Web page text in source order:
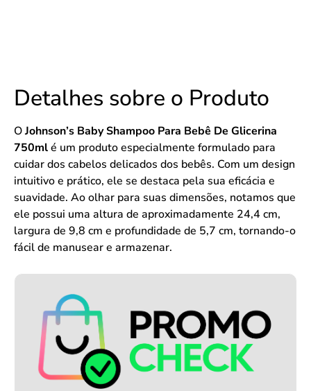
Detalhes sobre o Produto
OJohnson’s Baby Shampoo Para Bebê De Glicerina
750mlé um produto especialmente formulado para
cuidar dos cabelos delicados dos bebês. Com um design
intuitivo e prático, ele se destaca pela sua eficácia e
suavidade. Ao olhar para suas dimensões, notamos que
ele possui uma altura de aproximadamente 24,4 cm,
largura de 9,8 cm e profundidade de 5,7 cm, tornando-o
fácil de manusear e armazenar.